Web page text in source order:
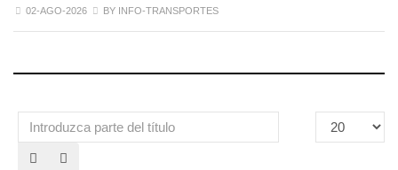
02-AGO-2026 BY INFO-TRANSPORTES
Introduzca
parte
del
Cantidad
a